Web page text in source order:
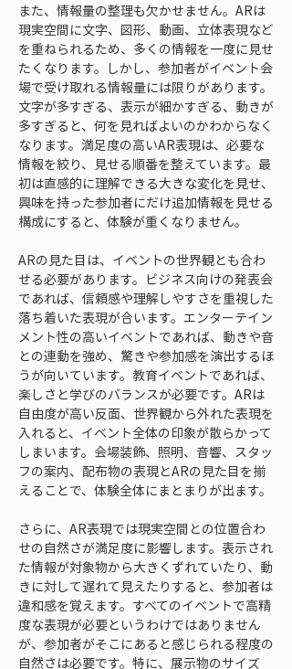
また、情報量の整理も欠かせません。ARは
現実空間に文字、図形、動画、立体表現など
を重ねられるため、多くの情報を一度に見せ
たくなります。しかし、参加者がイベント会
場で受け取れる情報量には限りがあります。
文字が多すぎる、表示が細かすぎる、動きが
多すぎると、何を見ればよいのかわからなく
なります。満足度の高いAR表現は、必要な
情報を絞り、見せる順番を整えています。最
初は直感的に理解できる大きな変化を見せ、
興味を持った参加者にだけ追加情報を見せる
構成にすると、体験が重くなりません。
ARの見た目は、イベントの世界観とも合わ
せる必要があります。ビジネス向けの発表会
であれば、信頼感や理解しやすさを重視した
落ち着いた表現が合います。エンターテイン
メント性の高いイベントであれば、動きや音
との連動を強め、驚きや参加感を演出するほ
うが向いています。教育イベントであれば、
楽しさと学びのバランスが必要です。ARは
自由度が高い反面、世界観から外れた表現を
入れると、イベント全体の印象が散らかって
しまいます。会場装飾、照明、音響、スタッ
フの案内、配布物の表現とARの見た目を揃
えることで、体験全体にまとまりが出ます。
さらに、AR表現では現実空間との位置合わ
せの自然さが満足度に影響します。表示され
た情報が対象物から大きくずれていたり、動
きに対して遅れて見えたりすると、参加者は
違和感を覚えます。すべてのイベントで高精
度な表現が必要というわけではありません
が、参加者がそこにあると感じられる程度の
自然さは必要です。特に、展示物のサイズ